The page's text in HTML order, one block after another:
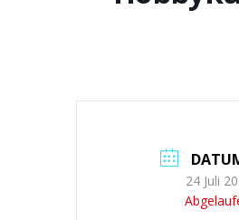
24 Juli